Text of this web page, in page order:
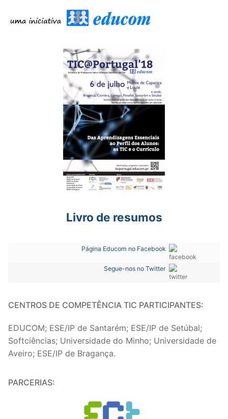
Livro de resumos
Página Educom no Facebook
Segue-nos no Twitter
CENTROS DE COMPETÊNCIA TIC PARTICIPANTES:
EDUCOM; ESE/IP de Santarém; ESE/IP de Setúbal;
Softciências; Universidade do Minho; Universidade de
Aveiro; ESE/IP de Bragança.
PARCERIAS: